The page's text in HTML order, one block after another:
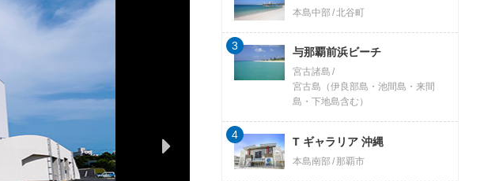
本島中部 北谷町
与那覇前浜ビーチ
宮古諸島
宮古島（伊良部島・池間島・来間
島・下地島含む）
3
T ギャラリア 沖縄
本島南部 那覇市
4